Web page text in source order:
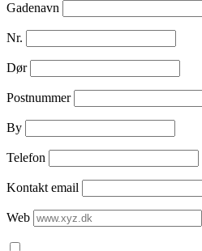
Gadenavn
Nr.
Dør
Postnummer
By
Telefon
Kontakt email
Web